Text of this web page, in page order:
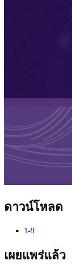
ดาวน์โหลด
1-9
เผยแพร่แล้ว